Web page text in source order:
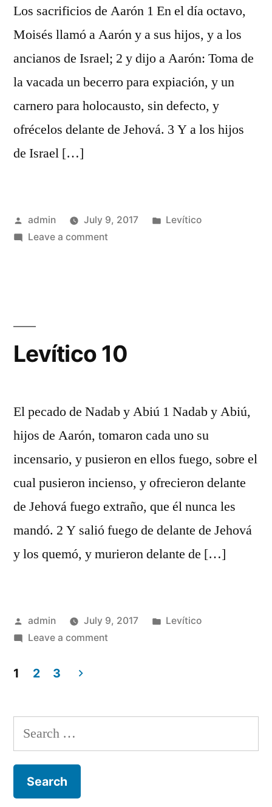
Los sacrificios de Aarón 1 En el día octavo,
Moisés llamó a Aarón y a sus hijos, y a los
ancianos de Israel; 2 y dijo a Aarón: Toma de
la vacada un becerro para expiación, y un
carnero para holocausto, sin defecto, y
ofrécelos delante de Jehová. 3 Y a los hijos
de Israel […]
Posted
by
admin July 9, 2017
Posted
Levítico
Leave a commenton
Levítico 10
El pecado de Nadab y Abiú 1 Nadab y Abiú,
hijos de Aarón, tomaron cada uno su
incensario, y pusieron en ellos fuego, sobre el
cual pusieron incienso, y ofrecieron delante
de Jehová fuego extraño, que él nunca les
mandó. 2 Y salió fuego de delante de Jehová
y los quemó, y murieron delante de […]
Posted
by
admin July 9, 2017
Posted
Levítico
Leave a commenton
navigation
1 2 3
Search
for: